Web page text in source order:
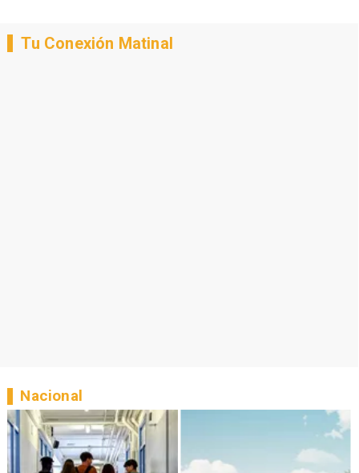
Tu Conexión Matinal
Nacional